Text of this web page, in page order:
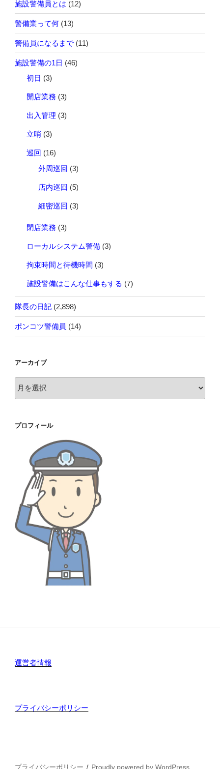
施設警備員とは (12)
警備業って何 (13)
警備員になるまで (11)
施設警備の1日 (46)
初日 (3)
開店業務 (3)
出入管理 (3)
立哨 (3)
巡回 (16)
外周巡回 (3)
店内巡回 (5)
細密巡回 (3)
閉店業務 (3)
ローカルシステム警備 (3)
拘束時間と待機時間 (3)
施設警備はこんな仕事もする (7)
隊長の日記 (2,898)
ポンコツ警備員 (14)
アーカイブ
ー
ブ
プロフィール
運営者情報
プライバシーポリシー
プライバシーポリシー Proudly powered by WordPress